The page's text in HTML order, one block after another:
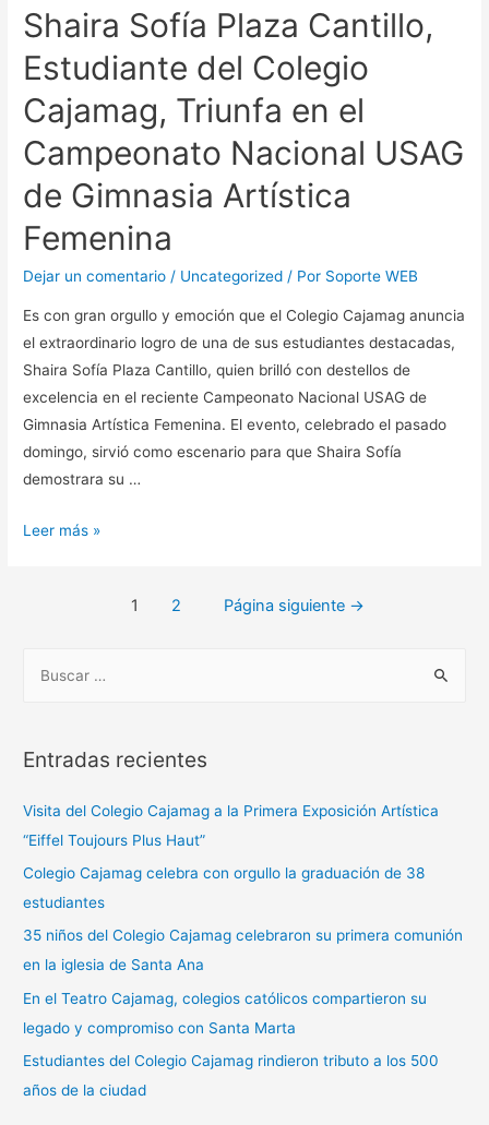
Shaira Sofía Plaza Cantillo,
Estudiante del Colegio
Cajamag, Triunfa en el
Campeonato Nacional USAG
de Gimnasia Artística
Femenina
Dejar un comentario / Uncategorized / Por Soporte WEB
Es con gran orgullo y emoción que el Colegio Cajamag anuncia
el extraordinario logro de una de sus estudiantes destacadas,
Shaira Sofía Plaza Cantillo, quien brilló con destellos de
excelencia en el reciente Campeonato Nacional USAG de
Gimnasia Artística Femenina. El evento, celebrado el pasado
domingo, sirvió como escenario para que Shaira Sofía
demostrara su …
Leer más »
1 2 Página siguiente →
Entradas recientes
Visita del Colegio Cajamag a la Primera Exposición Artística
“Eiffel Toujours Plus Haut”
Colegio Cajamag celebra con orgullo la graduación de 38
estudiantes
35 niños del Colegio Cajamag celebraron su primera comunión
en la iglesia de Santa Ana
En el Teatro Cajamag, colegios católicos compartieron su
legado y compromiso con Santa Marta
Estudiantes del Colegio Cajamag rindieron tributo a los 500
años de la ciudad